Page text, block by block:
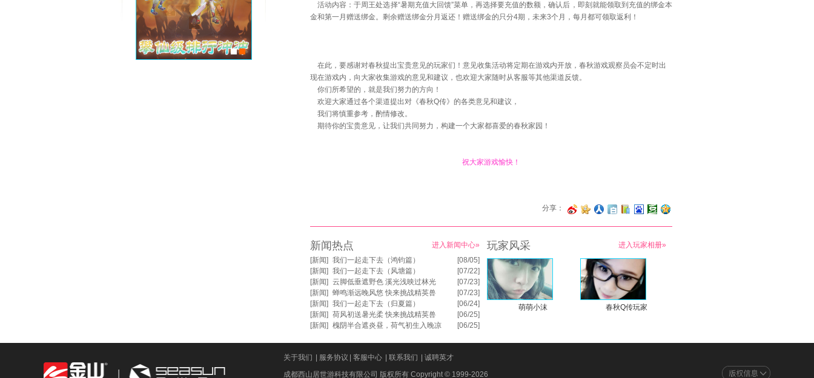
活动内容：于周王处选择“暑期充值大回馈”菜单，再选择要充值的数额，确认后，即刻就能领取到充值的绑金本
金和第一月赠送绑金。剩余赠送绑金分月返还！赠送绑金的只分4期，未来3个月，每月都可领取返利！
在此，要感谢对春秋提出宝贵意见的玩家们！意见收集活动将定期在游戏内开放，春秋游戏观察员会不定时出
现在游戏内，向大家收集游戏的意见和建议，也欢迎大家随时从客服等其他渠道反馈。
你们所希望的，就是我们努力的方向！
欢迎大家通过各个渠道提出对《春秋Q传》的各类意见和建议，
我们将慎重参考，酌情修改。
期待你的宝贵意见，让我们共同努力，构建一个大家都喜爱的春秋家园！
祝大家游戏愉快！
分享：
新闻热点
[08/05]
[新闻] 我们一起走下去（鸿钧篇）
[07/22]
[新闻] 我们一起走下去（风塘篇）
[07/23]
[新闻] 云脚低垂遮野色 溪光浅映过林光
[07/23]
[新闻] 蝉鸣渐远晚风悠 快来挑战精英兽
[06/24]
[新闻] 我们一起走下去（归夏篇）
[06/25]
[新闻] 荷风初送暑光柔 快来挑战精英兽
[06/25]
[新闻] 槐阴半合遮炎昼，荷气初生入晚凉
进入新闻中心» 玩家风采
萌萌小沫 春秋Q传玩家
进入玩家相册»
关于我们 服务协议 客服中心 联系我们
诚聘英才
成都西山居世游科技有限公司 版权所有 Copyright © 1999-2026